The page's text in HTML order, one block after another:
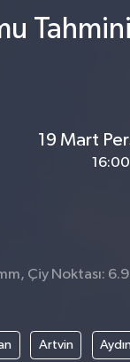
Tahmini
19 Mart
16:00
Çiy Noktası:
Artvin